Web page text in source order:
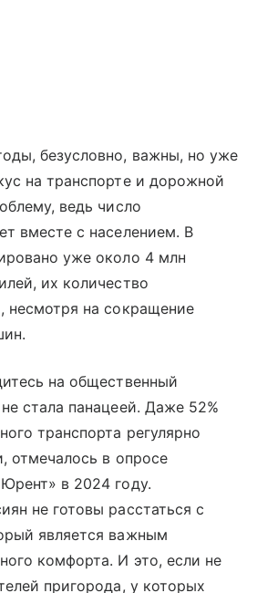
безусловно, важны, но уже
на транспорте и дорожной
ведь число
вместе с населением. В
уже около 4 млн
их количество
несмотря на сокращение
на общественный
стала панацеей. Даже 52%
транспорта регулярно
отмечалось в опросе
в 2024 году.
не готовы расстаться с
является важным
комфорта. И это, если не
пригорода, у которых